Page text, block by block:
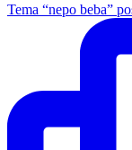
Tema “nepo beba”